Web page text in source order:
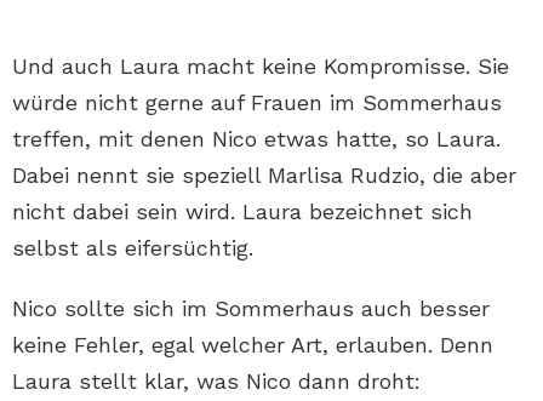
Und auch Laura macht keine Kompromisse. Sie
würde nicht gerne auf Frauen im Sommerhaus
treffen, mit denen Nico etwas hatte, so Laura.
Dabei nennt sie speziell Marlisa Rudzio, die aber
nicht dabei sein wird. Laura bezeichnet sich
selbst als eifersüchtig.
Nico sollte sich im Sommerhaus auch besser
keine Fehler, egal welcher Art, erlauben. Denn
Laura stellt klar, was Nico dann droht: